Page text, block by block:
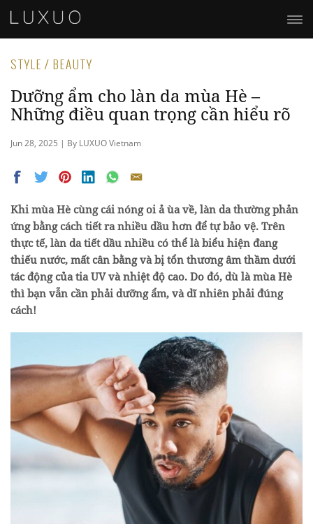
STYLE / BEAUTY
Dưỡng ẩm cho làn da mùa Hè –
Những điều quan trọng cần hiểu rõ
Jun 28, 2025 | By LUXUO Vietnam
Khi mùa Hè cùng cái nóng oi ả ùa về, làn da thường phản
ứng bằng cách tiết ra nhiều dầu hơn để tự bảo vệ. Trên
thực tế, làn da tiết dầu nhiều có thể là biểu hiện đang
thiếu nước, mất cân bằng và bị tổn thương âm thầm dưới
tác động của tia UV và nhiệt độ cao. Do đó, dù là mùa Hè
thì bạn vẫn cần phải dưỡng ẩm, và dĩ nhiên phải đúng
cách!